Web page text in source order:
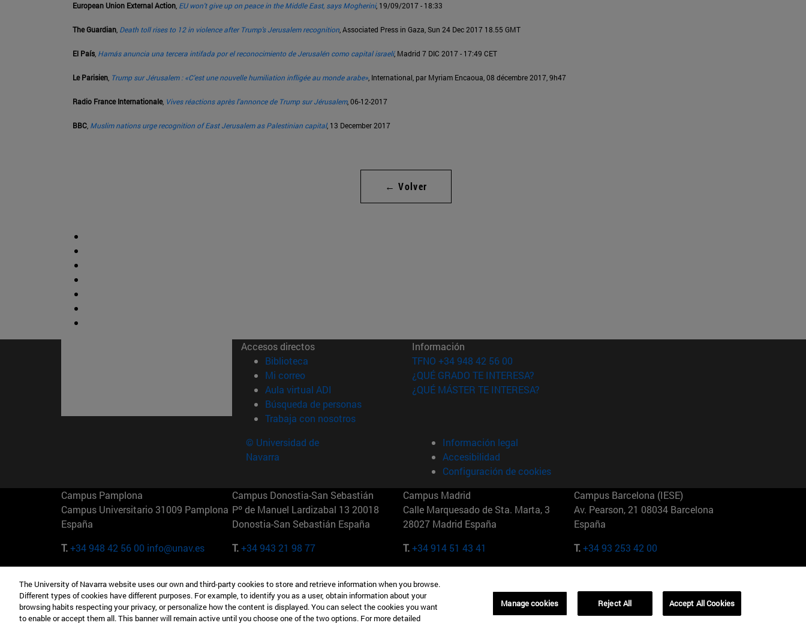
European Union External Action EU won't give up on peace in the Middle East, says Mogherini, 19/09/2017 - 18:33
The Guardian Death toll rises to 12 in violence after Trump's Jerusalem recognition , Associated Press in Gaza, Sun 24 Dec 2017 18.55 GMT
El País Hamás anuncia una tercera intifada por el reconocimiento de Jerusalén como capital israelí, Madrid 7 DIC 2017 - 17:49 CET
Le Parisien Trump sur Jérusalem : «C'est une nouvelle humiliation infligée au monde arabe» , International, par Myriam Encaoua, 08 décembre 2017, 9h47
Radio France Internationale, Vives réactions après l'annonce de Trump sur Jérusalem, 06-12-2017
BBC Muslim nations urge recognition of East Jerusalem as Palestinian capital, 13 December 2017
← Volver
Accesos directos
Biblioteca (abre en nueva ventana)
Mi correo(abre en nueva ventana)
Aula virtual ADI (abre en nueva ventana)
Búsqueda de personas(abre en nueva ventana)
Trabaja con nosotros(abre en nueva ventana)
Información
TFNO +34 948 42 56 00
¿QUÉ GRADO TE INTERESA?
¿QUÉ MÁSTER TE INTERESA?
© Universidad de
Navarra
Información legal
Accesibilidad
Configuración de cookies
Campus Pamplona
Campus Universitario 31009 Pamplona
España
T.+34 948 42 56 00 info@unav.es
Campus Donostia-San Sebastián
Pº de Manuel Lardizabal 13 20018
Donostia-San Sebastián España
T.+34 943 21 98 77
Campus Madrid
Calle Marquesado de Sta. Marta, 3
28027 Madrid España
T.+34 914 51 43 41
Campus Barcelona (IESE)
Av. Pearson, 21 08034 Barcelona
España
T.+34 93 253 42 00
Camino del Cerro Águila 3 28023
Madrid España
165 W 57th St 10019-2201 Nueva York
EE.UU
Maria-Theresia-Straße 15 81675
Múnich Alemania
01321001 Bela Vista Brasil
The University of Navarra website uses our own and third-party cookies to store and retrieve information when you browse.
Different types of cookies have different purposes. For example, to identify you as a user, obtain information about your
browsing habits respecting your privacy, or personalize how the content is displayed. You can select the cookies you want
to enable or accept them all. This banner will remain active until you choose one of the two options. For more detailed
Manage cookies Reject All Accept All Cookies